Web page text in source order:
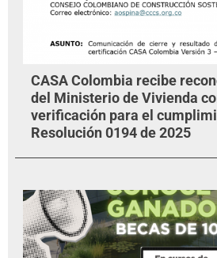
CASA Colombia recibe
del Ministerio de Vivienda
verificación para el
Resolución 0194 de 2025